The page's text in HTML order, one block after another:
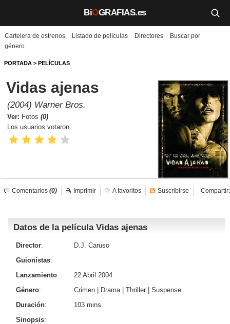
BiOGRAFIAS.es
Biografías
Películas
TV
Música
Un día como hoy
Iniciar sesión
Cartelera de estrenos Listado de películas Directores
Buscar por
género
PORTADA > PELÍCULAS
Vidas ajenas
(2004) Warner Bros.
Ver: Fotos (0)
Los usuarios votaron:
Comentarios (0) Compartir:
Imprimir A favoritos Suscribirse
Datos de la película Vidas ajenas
Director:
D.J. Caruso
Guionistas:
Lanzamiento:
22 Abril 2004
Género: Crimen Drama| Thriller
Suspense
Duración:
103 mins
Sinopsis: